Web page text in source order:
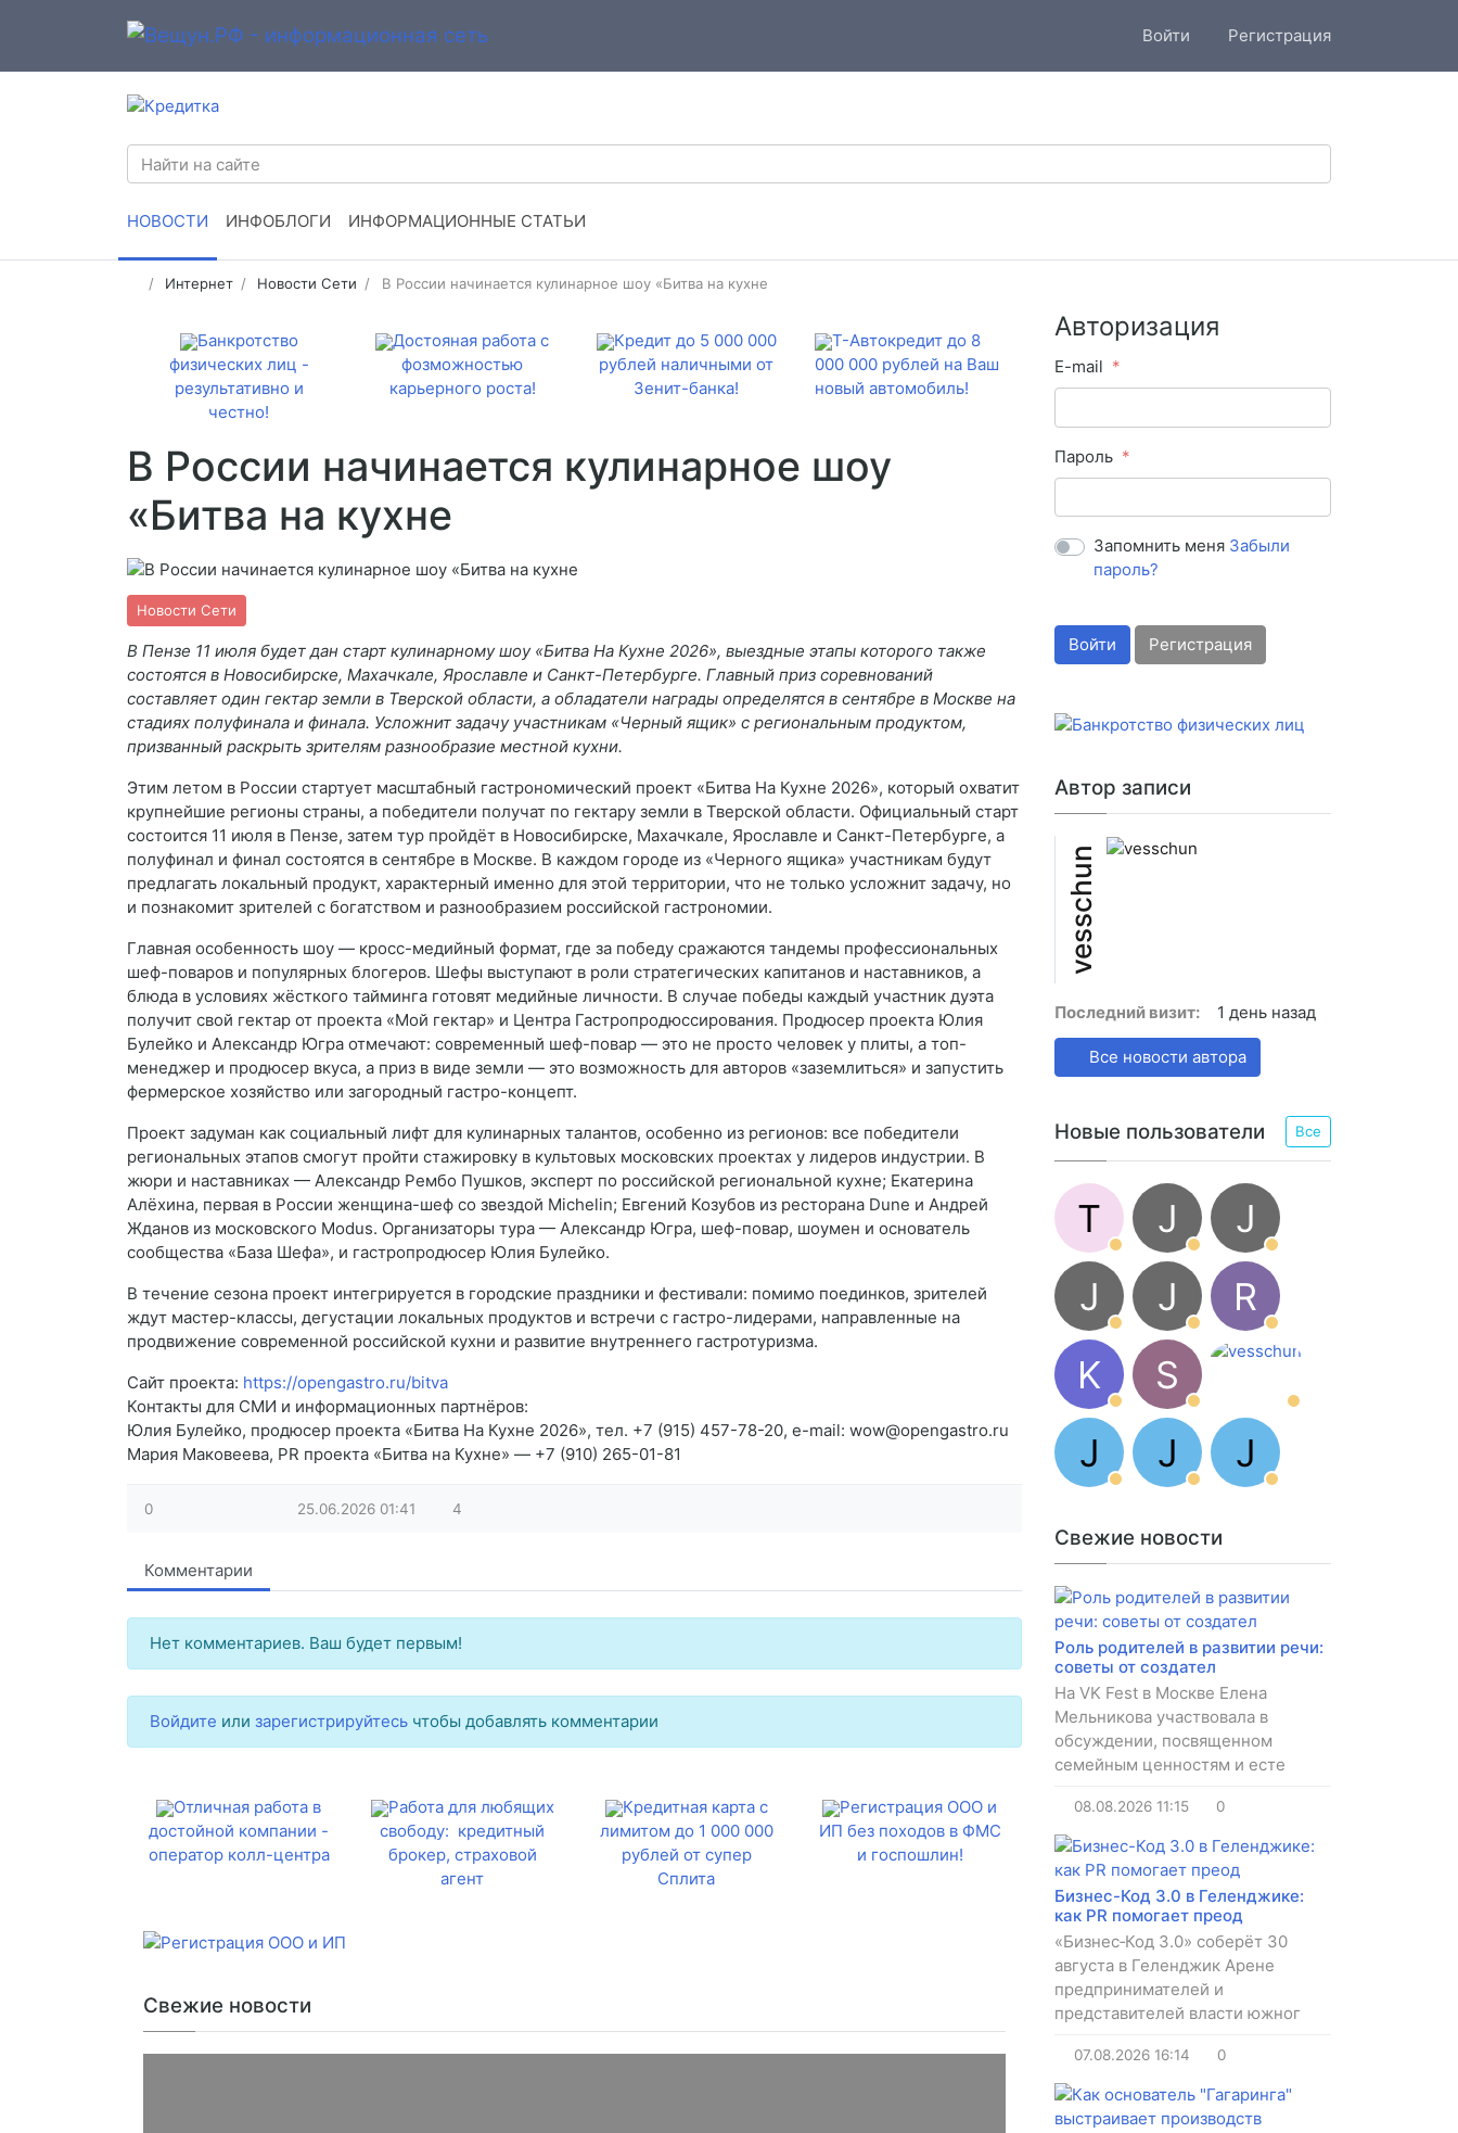
Войти Регистрация
НОВОСТИ ИНФОБЛОГИ ИНФОРМАЦИОННЫЕ СТАТЬИ
Интернет Новости Сети В России начинается кулинарное шоу «Битва на кухне
Банкротство
физических лиц -
результативно и
честно!
Достояная работа с
фозможностью
карьерного роста!
Кредит до 5 000 000
рублей наличными от
Зенит-банка!
Т-Автокредит до 8
000 000 рублей на Ваш
новый автомобиль!
В России начинается кулинарное шоу
«Битва на кухне
Новости Сети
В Пензе 11 июля будет дан старт кулинарному шоу «Битва На Кухне 2026», выездные этапы которого также
состоятся в Новосибирске, Махачкале, Ярославле и Санкт-Петербурге. Главный приз соревнований
составляет один гектар земли в Тверской области, а обладатели награды определятся в сентябре в Москве на
стадиях полуфинала и финала. Усложнит задачу участникам «Черный ящик» с региональным продуктом,
призванный раскрыть зрителям разнообразие местной кухни.
Этим летом в России стартует масштабный гастрономический проект «Битва На Кухне 2026», который охватит
крупнейшие регионы страны, а победители получат по гектару земли в Тверской области. Официальный старт
состоится 11 июля в Пензе, затем тур пройдёт в Новосибирске, Махачкале, Ярославле и Санкт-Петербурге, а
полуфинал и финал состоятся в сентябре в Москве. В каждом городе из «Черного ящика» участникам будут
предлагать локальный продукт, характерный именно для этой территории, что не только усложнит задачу, но
и познакомит зрителей с богатством и разнообразием российской гастрономии.
Главная особенность шоу — кросс-медийный формат, где за победу сражаются тандемы профессиональных
шеф-поваров и популярных блогеров. Шефы выступают в роли стратегических капитанов и наставников, а
блюда в условиях жёсткого тайминга готовят медийные личности. В случае победы каждый участник дуэта
получит свой гектар от проекта «Мой гектар» и Центра Гастропродюссирования. Продюсер проекта Юлия
Булейко и Александр Югра отмечают: современный шеф-повар — это не просто человек у плиты, а топ-
менеджер и продюсер вкуса, а приз в виде земли — это возможность для авторов «заземлиться» и запустить
фермерское хозяйство или загородный гастро-концепт.
Проект задуман как социальный лифт для кулинарных талантов, особенно из регионов: все победители
региональных этапов смогут пройти стажировку в культовых московских проектах у лидеров индустрии. В
жюри и наставниках — Александр Рембо Пушков, эксперт по российской региональной кухне; Екатерина
Алёхина, первая в России женщина-шеф со звездой Michelin; Евгений Козубов из ресторана Dune и Андрей
Жданов из московского Modus. Организаторы тура — Александр Югра, шеф-повар, шоумен и основатель
сообщества «База Шефа», и гастропродюсер Юлия Булейко.
В течение сезона проект интегрируется в городские праздники и фестивали: помимо поединков, зрителей
ждут мастер-классы, дегустации локальных продуктов и встречи с гастро-лидерами, направленные на
продвижение современной российской кухни и развитие внутреннего гастротуризма.
Сайт проекта: https://opengastro.ru/bitva
Контакты для СМИ и информационных партнёров:
Юлия Булейко, продюсер проекта «Битва На Кухне 2026», тел. +7 (915) 457-78-20, e-mail: wow@opengastro.ru
Мария Маковеева, PR проекта «Битва на Кухне» — +7 (910) 265-01-81
0 25.06.2026 01:41 4
Комментарии
Нет комментариев. Ваш будет первым!
Войдите или зарегистрируйтесь чтобы добавлять комментарии
Отличная работа в
достойной компании -
оператор колл-центра
Работа для любящих
свободу: кредитный
брокер, страховой
агент
Кредитная карта с
лимитом до 1 000 000
рублей от супер
Сплита
Регистрация ООО и
ИП без походов в ФМС
и госпошлин!
Свежие новости
Авторизация
E-mail
Пароль
Запомнить меня Забыли
пароль?
Войти Регистрация
Автор записи
vesschun
Последний визит: 1 день назад
Все новости автора
Новые пользователи Все
T J
J
J
J
R
K
S
J
J J
Свежие новости
Роль родителей в развитии речи:
советы от создател
На VK Fest в Москве Елена
Мельникова участвовала в
обсуждении, посвященном
семейным ценностям и есте
08.08.2026 11:15 0
Бизнес-Код 3.0 в Геленджике:
как PR помогает преод
«Бизнес‑Код 3.0» соберёт 30
августа в Геленджик Арене
предпринимателей и
представителей власти южног
07.08.2026 16:14 0